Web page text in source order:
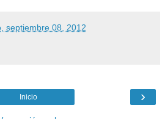
septiembre 08, 2012
›
Inicio